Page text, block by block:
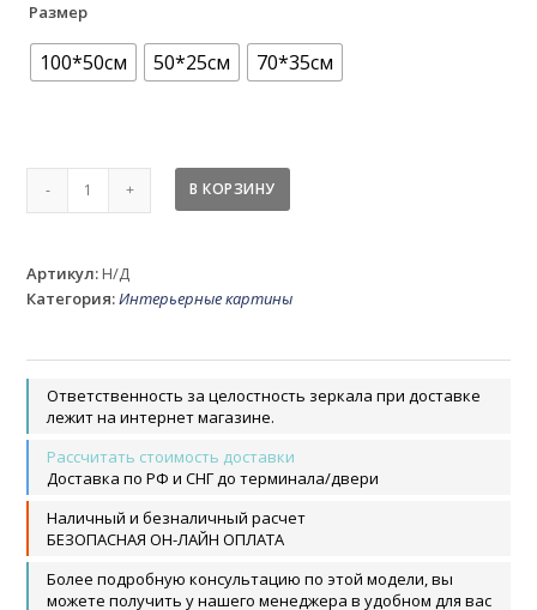
Размер
100*50см 50*25см 70*35см
Количество
картина
Солнце
океане
В КОРЗИНУ
Артикул:Н/Д
Категория:Интерьерные картины
Ответственность за целостность зеркала при доставке
лежит на интернет магазине.
Рассчитать стоимость доставки
Доставка по РФ и СНГ до терминала/двери
Наличный и безналичный расчет
БЕЗОПАСНАЯ ОН-ЛАЙН ОПЛАТА
Более подробную консультацию по этой модели, вы
можете получить у нашего менеджера в удобном для вас